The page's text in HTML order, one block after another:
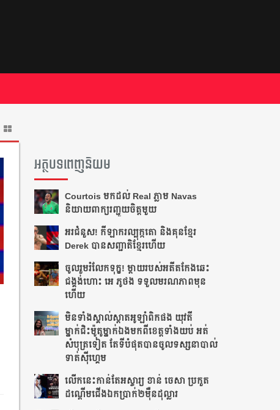
អត្ថបទពេញនិយម
Courtois មក​ដល់​ Real ភ្លាម​​ Navas
និយាយ​ពាក្យ​រញ្ជួយ​ចិត្ត​មួយ​
អរ​ជំនួស!​ កីឡាករ​ល្បុក្កតោ​ និង​គុន​ខ្មែរ​
Derek​ បាន​សញ្ជាតិ​ខ្មែរ​ហើយ​
ចូលរួម​រំលែក​ទុក្ខ​! ម្ដាយ​របស់​អតីត​កែង​ឆេះ​
ជង្គង់​ហោះ​ អេ​ ភូថង​ ទទួល​មរណភាព​មុន​
ហើយ
មិនទាំងស្គាល់ស្តាតអូឡាំពិកផង យុវតី
ម្នាក់ជិះម៉ូតូម្នាក់ឯងមកពីខេត្ត​ទាំង​យប់ អត់
សំបុត្រទៀត តែ​ទី​បំផុត​បាន​ចូល​ទស្សនា​បាល់
ទាត់ស៊ីហ្គេម
លើក​នេះ​កាន់​តែ​អស្ចារ្យ ខាន់ ចេសា ប្រកួត​
ដណ្តើម​ជើង​ឯកប្រាក់២ម៉ឺនដុល្លារ​